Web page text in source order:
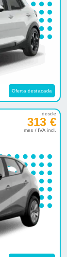
Oferta destacada
desde
313 €
mes / IVA incl.